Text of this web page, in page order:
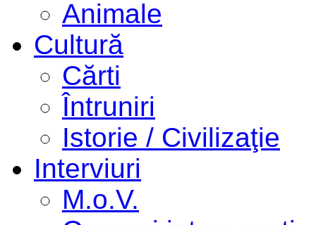
Animale
Cultură
Cărti
Întruniri
Istorie / Civilizaţie
Interviuri
M.o.V.